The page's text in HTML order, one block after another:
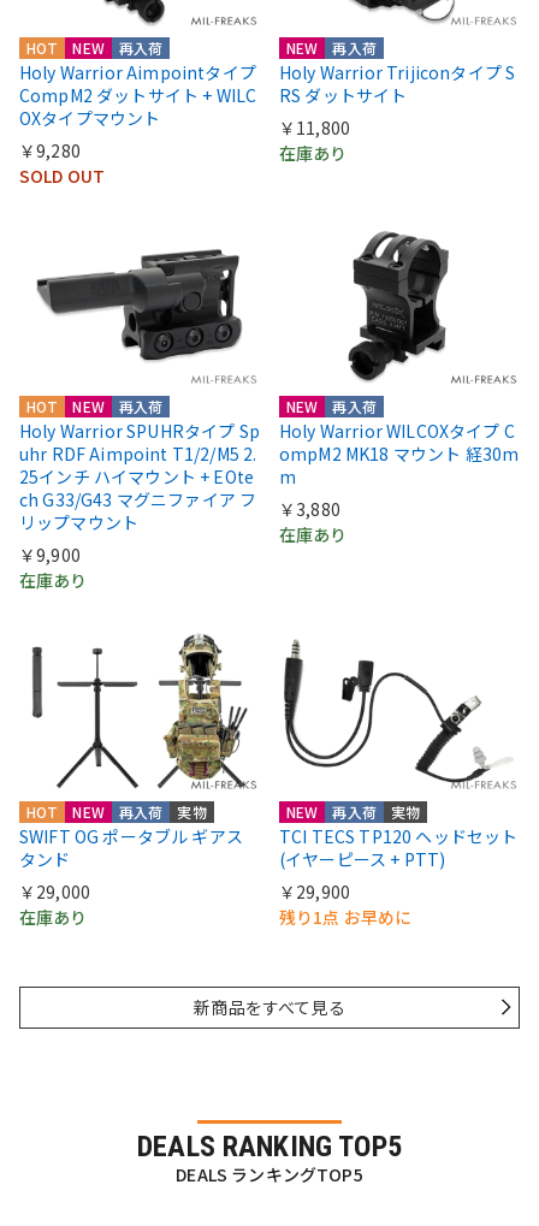
HOT NEW 再入荷
Holy Warrior Aimpointタイプ
CompM2 ダットサイト + WILC
OXタイプマウント
￥9,280
SOLD OUT
NEW 再入荷
Holy Warrior Trijiconタイプ S
RS ダットサイト
￥11,800
在庫あり
HOT NEW 再入荷
Holy Warrior SPUHRタイプ Sp
uhr RDF Aimpoint T1/2/M5 2.
25インチ ハイマウント + EOte
ch G33/G43 マグニファイア フ
リップマウント
￥9,900
在庫あり
NEW 再入荷
Holy Warrior WILCOXタイプ C
ompM2 MK18 マウント 経30m
m
￥3,880
在庫あり
HOT NEW 再入荷 実物
SWIFT OG ポータブル ギアス
タンド
￥29,000
在庫あり
NEW 再入荷 実物
TCI TECS TP120 ヘッドセット
(イヤーピース + PTT)
￥29,900
残り1点 お早めに
新商品をすべて見る
DEALS RANKING TOP5
DEALS ランキングTOP5